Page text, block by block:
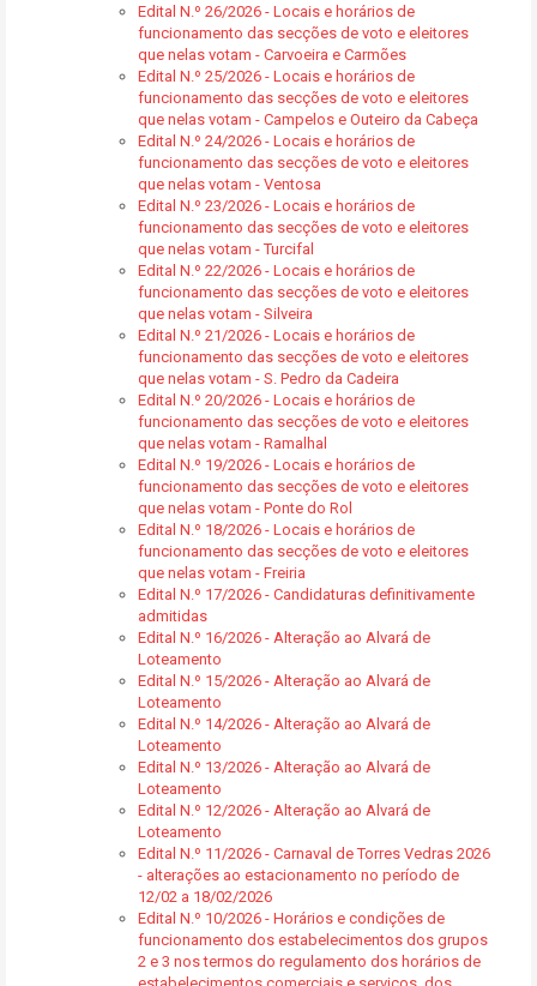
Edital N.º 26/2026 - Locais e horários de
funcionamento das secções de voto e eleitores
que nelas votam - Carvoeira e Carmões
Edital N.º 25/2026 - Locais e horários de
funcionamento das secções de voto e eleitores
que nelas votam - Campelos e Outeiro da Cabeça
Edital N.º 24/2026 - Locais e horários de
funcionamento das secções de voto e eleitores
que nelas votam - Ventosa
Edital N.º 23/2026 - Locais e horários de
funcionamento das secções de voto e eleitores
que nelas votam - Turcifal
Edital N.º 22/2026 - Locais e horários de
funcionamento das secções de voto e eleitores
que nelas votam - Silveira
Edital N.º 21/2026 - Locais e horários de
funcionamento das secções de voto e eleitores
que nelas votam - S. Pedro da Cadeira
Edital N.º 20/2026 - Locais e horários de
funcionamento das secções de voto e eleitores
que nelas votam - Ramalhal
Edital N.º 19/2026 - Locais e horários de
funcionamento das secções de voto e eleitores
que nelas votam - Ponte do Rol
Edital N.º 18/2026 - Locais e horários de
funcionamento das secções de voto e eleitores
que nelas votam - Freiria
Edital N.º 17/2026 - Candidaturas definitivamente
admitidas
Edital N.º 16/2026 - Alteração ao Alvará de
Loteamento
Edital N.º 15/2026 - Alteração ao Alvará de
Loteamento
Edital N.º 14/2026 - Alteração ao Alvará de
Loteamento
Edital N.º 13/2026 - Alteração ao Alvará de
Loteamento
Edital N.º 12/2026 - Alteração ao Alvará de
Loteamento
Edital N.º 11/2026 - Carnaval de Torres Vedras 2026
- alterações ao estacionamento no período de
12/02 a 18/02/2026
Edital N.º 10/2026 - Horários e condições de
funcionamento dos estabelecimentos dos grupos
2 e 3 nos termos do regulamento dos horários de